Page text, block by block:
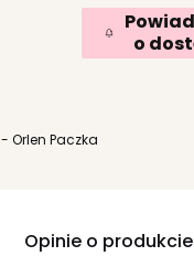
o
- Orlen Paczka
Opinie o produkcie